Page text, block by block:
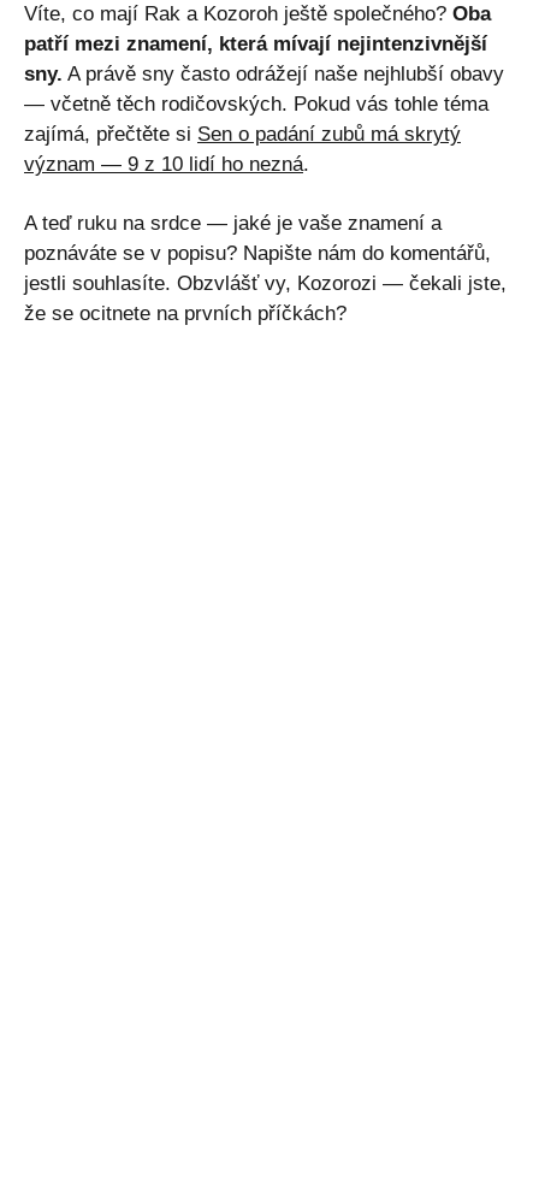
Víte, co mají Rak a Kozoroh ještě společného? Oba
patří mezi znamení, která mívají nejintenzivnější
sny. A právě sny často odrážejí naše nejhlubší obavy
— včetně těch rodičovských. Pokud vás tohle téma
zajímá, přečtěte si Sen o padání zubů má skrytý
význam — 9 z 10 lidí ho nezná.
A teď ruku na srdce — jaké je vaše znamení a
poznáváte se v popisu? Napište nám do komentářů,
jestli souhlasíte. Obzvlášť vy, Kozorozi — čekali jste,
že se ocitnete na prvních příčkách?